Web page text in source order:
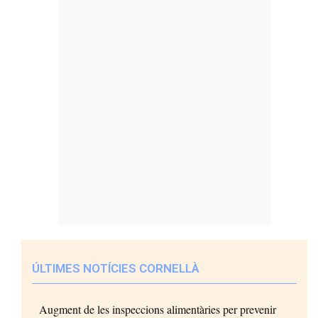
ÚLTIMES NOTÍCIES CORNELLÀ
Augment de les inspeccions alimentàries per prevenir